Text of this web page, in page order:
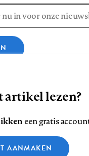
op
ons
op
Disclaimer Privacy
artikel lezen?
een gratis
AANMAKEN